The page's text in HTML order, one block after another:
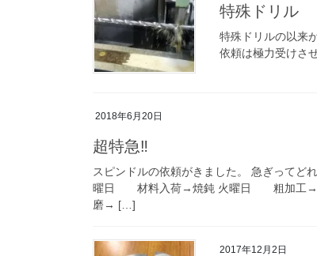
特殊ドリル
特殊ドリルの以来
依頼は極力受けさ
2018年6月20日
超特急‼
スピンドルの依頼がきました。 急ぎってど
曜日 材料入荷→焼鈍 火曜日 粗加工→
磨→ […]
2017年12月2日